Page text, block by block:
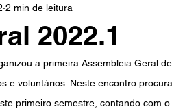
2022.1
2 min de leitura
a primeira Assembleia Geral
e voluntários. Neste encontro
primeiro semestre, contando com